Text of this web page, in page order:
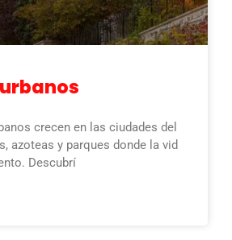
crecen en las ciudades del
azoteas y parques donde la vid
Descubrí